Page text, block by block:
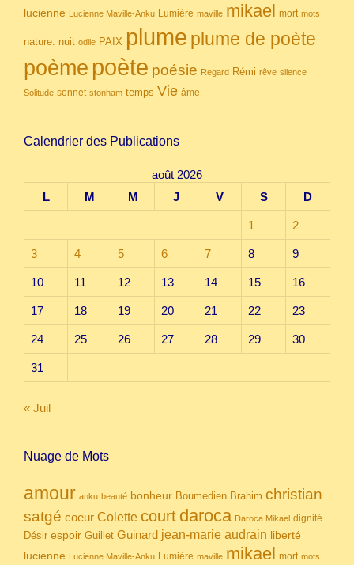
lucienne Lucienne Maville-Anku Lumière maville mikael mort mots
nature. nuit odile PAIX plume plume de poète
poème poète poésie Regard Rémi rêve silence
Solitude sonnet stonham temps Vie âme
Calendrier des Publications
août 2026
L
M M J V S D
1 2
3 4 5 6 7 8 9
10 11 12 13 14 15 16
17 18 19 20 21 22 23
24 25 26 27 28 29 30
31
« Juil
Nuage de Mots
amour anku beauté bonheur Boumedien Brahim christian
satgé coeur Colette court daroca Daroca Mikael dignité
Désir espoir Guillet Guinard jean-marie audrain liberté
lucienne Lucienne Maville-Anku Lumière maville mikael mort mots